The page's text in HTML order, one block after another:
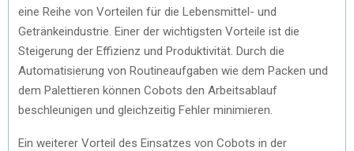
eine Reihe von Vorteilen für die Lebensmittel- und
Getränkeindustrie. Einer der wichtigsten Vorteile ist die
Steigerung der Effizienz und Produktivität. Durch die
Automatisierung von Routineaufgaben wie dem Packen und
dem Palettieren können Cobots den Arbeitsablauf
beschleunigen und gleichzeitig Fehler minimieren.
Ein weiterer Vorteil des Einsatzes von Cobots in der